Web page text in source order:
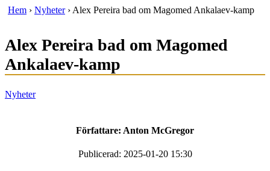
Hem › Nyheter› Alex Pereira bad om Magomed Ankalaev-kamp
Alex Pereira bad om Magomed
Ankalaev-kamp
Nyheter
Författare: Anton McGregor
Publicerad: 2025-01-20 15:30